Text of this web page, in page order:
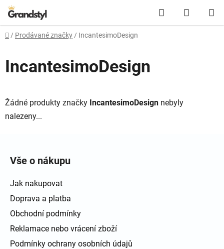
Přejít na obsah Hledat
Domů
/ Prodávané značky / IncantesimoDesign
IncantesimoDesign
Žádné produkty značky IncantesimoDesign nebyly
nalezeny...
Vše o nákupu
Jak nakupovat
Doprava a platba
Obchodní podmínky
Reklamace nebo vrácení zboží
Podmínky ochrany osobních údajů